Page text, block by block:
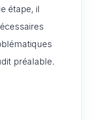
étape, il
préalable.